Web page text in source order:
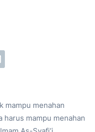
mampu menahan
harus mampu menahan